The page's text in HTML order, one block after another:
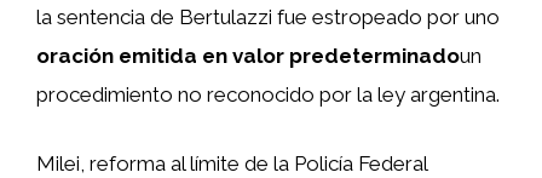
la sentencia de Bertulazzi fue estropeado por uno
oración emitida en valor predeterminadoun
procedimiento no reconocido por la ley argentina.
Milei, reforma al límite de la Policía Federal